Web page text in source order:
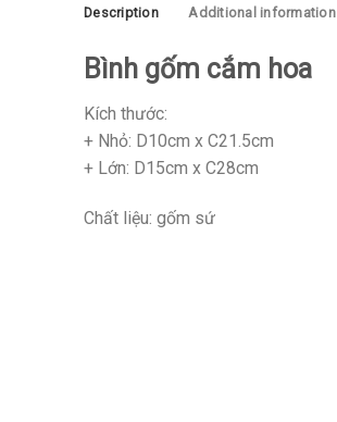
Description Additional information
Bình gốm cắm hoa
Kích thước:
+ Nhỏ: D10cm x C21.5cm
+ Lớn: D15cm x C28cm
Chất liệu: gốm sứ